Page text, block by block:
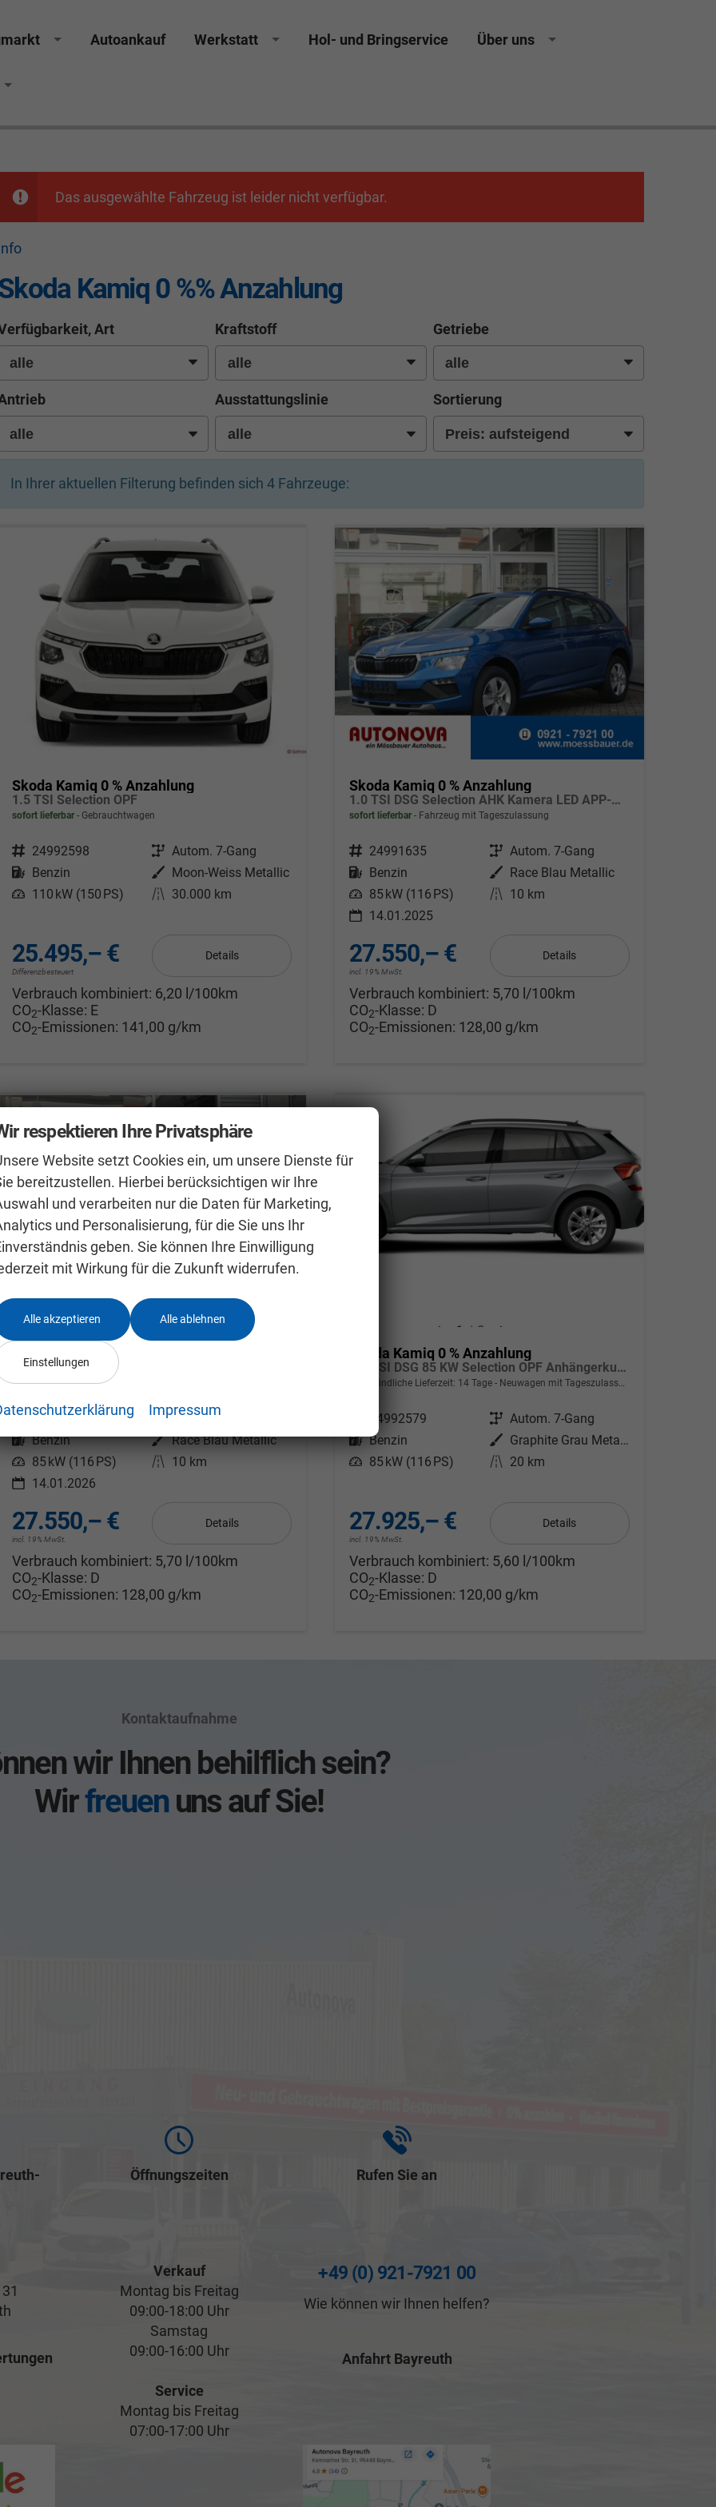
Autoankauf Werkstatt Hol- und Bringservice Über uns
Das ausgewählte Fahrzeug ist leider nicht verfügbar.
Kamiq 0 %% Anzahlung
Art Kraftstoff Getriebe
Ausstattungslinie Sortierung
In Ihrer aktuellen Filterung befinden sich 4 Fahrzeuge:
Skoda Kamiq 0 % Anzahlung
1.5 TSI Selection OPF
sofort lieferbar Gebrauchtwagen
Fahrzeugnr. 24992598 Getriebe Autom. 7-Gang
Kraftstoff Benzin Außenfarbe Moon-Weiss Metallic
Leistung 110 kW (150 PS) Kilometerstand 30.000 km
25.495,– €
Differenzbesteuert
Details
Verbrauch kombiniert: 6,20 l/100km
CO2-Klasse: E
CO2-Emissionen: 141,00 g/km
Skoda Kamiq 0 % Anzahlung
1.0 TSI DSG Selection AHK Kamera LED APP-Navi Sitzheizung
sofort lieferbar Fahrzeug mit Tageszulassung
Fahrzeugnr. 24991635 Getriebe Autom. 7-Gang
Kraftstoff Benzin Außenfarbe Race Blau Metallic
Leistung 85 kW (116 PS) Kilometerstand 10 km
14.01.2025
27.550,– €
incl. 19% MwSt.
Details
Verbrauch kombiniert: 5,70 l/100km
CO2-Klasse: D
CO2-Emissionen: 128,00 g/km
Skoda Kamiq 0 % Anzahlung
sofort lieferbar Fahrzeug mit Tageszulassung
Fahrzeugnr. 24991636 GetriebeAutom. 7-Gang
Kraftstoff Benzin Außenfarbe Race Blau Metallic
Leistung 85 kW (116 PS) Kilometerstand 10 km
14.01.2026
27.550,– €
incl. 19% MwSt.
Details
Verbrauch kombiniert: 5,70 l/100km
CO2-Klasse: D
CO2-Emissionen: 128,00 g/km
Skoda Kamiq 0 % Anzahlung
1.0 TSI DSG 85 KW Selection OPF Anhängerkupplung + Winter Paket Plus
unverbindliche Lieferzeit: 14 Tage Neuwagen mit Tageszulassung
24992579 Getriebe Autom. 7-Gang
Kraftstoff Benzin Außenfarbe
Graphite Grau Metallic
Leistung 85 kW (116 PS) Kilometerstand 20 km
27.925,– €
incl. 19% MwSt.
Details
Verbrauch kombiniert: 5,60 l/100km
CO2-Klasse: D
CO2-Emissionen: 120,00 g/km
Kontaktaufnahme
wir Ihnen behilflich sein?
Wirfreuenuns auf Sie!
Öffnungszeiten
Verkauf
Montag bis Freitag
09:00-18:00 Uhr
Samstag
09:00-16:00 Uhr
Service
Montag bis Freitag
07:00-17:00 Uhr
Rufen Sie an
+49 (0) 921-7921 00
Wie können wir Ihnen helfen?
Anfahrt Bayreuth
respektieren Ihre Privatsphäre
Website setzt Cookies ein, um unsere Dienste für
bereitzustellen. Hierbei berücksichtigen wir Ihre
und verarbeiten nur die Daten für Marketing,
und Personalisierung, für die Sie uns Ihr
geben. Sie können Ihre Einwilligung
mit Wirkung für die Zukunft widerrufen.
Alle akzeptieren Alle ablehnen
Einstellungen
Impressum